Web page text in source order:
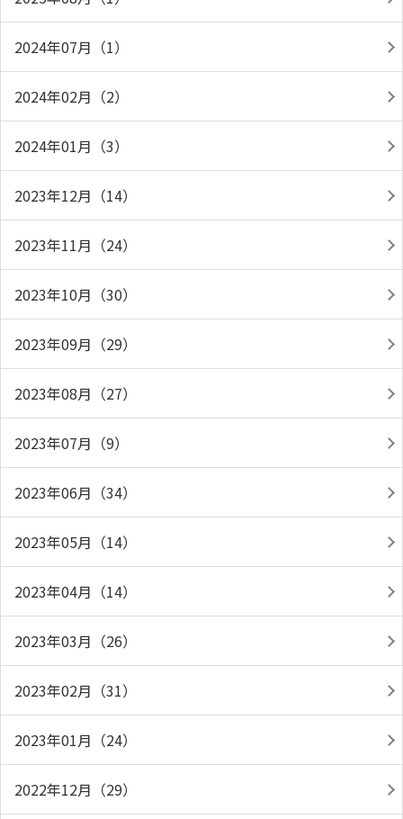
2024年07月（1）
2024年02月（2）
2024年01月（3）
2023年12月（14）
2023年11月（24）
2023年10月（30）
2023年09月（29）
2023年08月（27）
2023年07月（9）
2023年06月（34）
2023年05月（14）
2023年04月（14）
2023年03月（26）
2023年02月（31）
2023年01月（24）
2022年12月（29）